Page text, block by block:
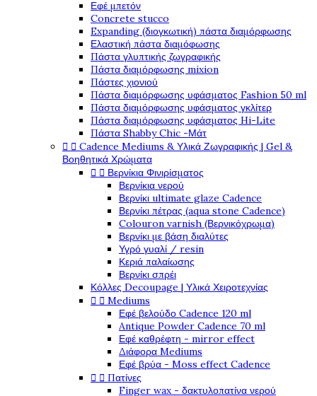
Εφέ μπετόν
Concrete stucco
Expanding (διογκωτική) πάστα διαμόρφωσης
Ελαστική πάστα διαμόφωσης
Πάστα γλυπτικής ζωγραφικής
Πάστα διαμόρφωσης mixion
Πάστες χιονιού
Πάστα διαμόρφωσης υφάσματος Fashion 50 ml
Πάστα διαμόρφωσης υφάσματος γκλίτερ
Πάστα διαμόρφωσης υφάσματος Hi-Lite
Πάστα Shabby Chic -Μάτ
  Cadence Mediums & Υλικά Ζωγραφικής | Gel &
Βοηθητικά Χρώματα
  Βερνίκια Φινιρίσματος
Βερνίκια νερού
Βερνίκι ultimate glaze Cadence
Βερνίκι πέτρας (aqua stone Cadence)
Colouron varnish (Βερνικόχρωμα)
Βερνίκι με βάση διαλύτες
Υγρό γυαλί / resin
Κεριά παλαίωσης
Βερνίκι σπρέι
Κόλλες Decoupage | Υλικά Χειροτεχνίας
  Mediums
Εφέ βελούδο Cadence 120 ml
Antique Powder Cadence 70 ml
Εφέ καθρέφτη - mirror effect
Διάφορα Mediums
Εφέ βρύα - Moss effect Cadence
  Πατίνες
Finger wax - δακτυλοπατίνα νερού